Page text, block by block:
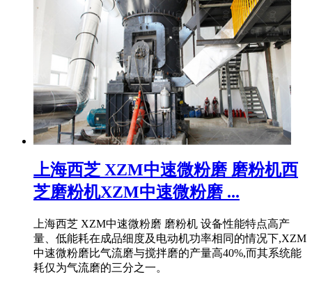
上海西芝 XZM中速微粉磨 磨粉机西
芝磨粉机XZM中速微粉磨 ...
上海西芝 XZM中速微粉磨 磨粉机 设备性能特点高产
量、低能耗在成品细度及电动机功率相同的情况下,XZM
中速微粉磨比气流磨与搅拌磨的产量高40%,而其系统能
耗仅为气流磨的三分之一。